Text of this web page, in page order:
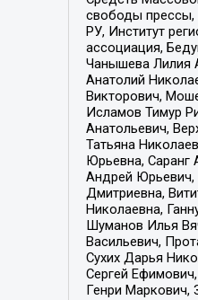
свободы прессы,
РУ, Институт
ассоциация,
Чанышева Лилия
Анатолий
Викторович,
Исламов Тимур
Анатольевич,
Татьяна
Юрьевна, Саранг
Андрей Юрьевич,
Дмитриевна,
Николаевна,
Шуманов Илья
Васильевич,
Сухих Дарья
Сергей
Генри Маркович,